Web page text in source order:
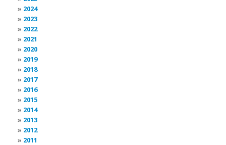
2024
2023
2022
2021
2020
2019
2018
2017
2016
2015
2014
2013
2012
2011